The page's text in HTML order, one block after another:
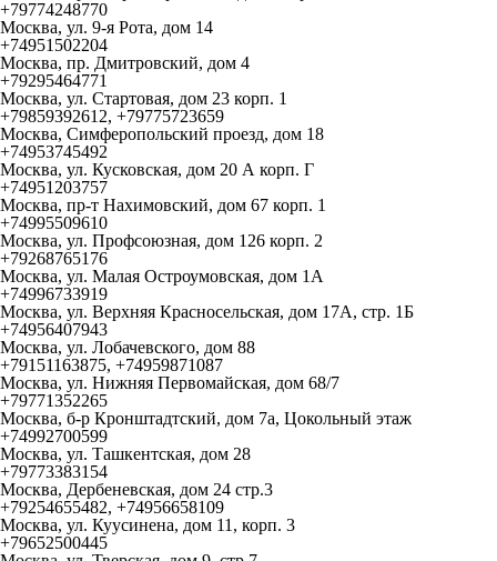
+79774248770
Москва, ул. 9-я Рота, дом 14
+74951502204
Москва, пр. Дмитровский, дом 4
+79295464771
Москва, ул. Стартовая, дом 23 корп. 1
+79859392612, +79775723659
Москва, Симферопольский проезд, дом 18
+74953745492
Москва, ул. Кусковская, дом 20 А корп. Г
+74951203757
Москва, пр-т Нахимовский, дом 67 корп. 1
+74995509610
Москва, ул. Профсоюзная, дом 126 корп. 2
+79268765176
Москва, ул. Малая Остроумовская, дом 1А
+74996733919
Москва, ул. Верхняя Красносельская, дом 17А, стр. 1Б
+74956407943
Москва, ул. Лобачевского, дом 88
+79151163875, +74959871087
Москва, ул. Нижняя Первомайская, дом 68/7
+79771352265
Москва, б-р Кронштадтский, дом 7а, Цокольный этаж
+74992700599
Москва, ул. Ташкентская, дом 28
+79773383154
Москва, Дербеневская, дом 24 стр.3
+79254655482, +74956658109
Москва, ул. Куусинена, дом 11, корп. 3
+79652500445